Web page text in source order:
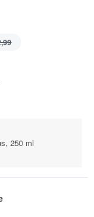
250 ml